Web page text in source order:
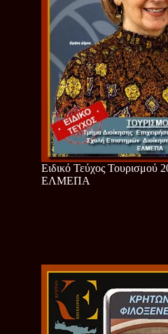
Ειδικό Τεύχος Τουρισμού
ΕΛΜΕΠΑ